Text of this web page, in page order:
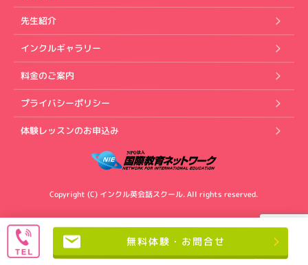
先生紹介
インクルギャラリー
料金のご案内
プライバシーポリシー
体験レッスンのお申込み
Copyright (C) インクル英会話スクール. All rights reserved.
無料体験・お問合せ